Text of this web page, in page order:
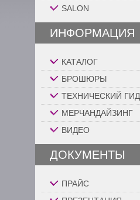
SALON
ИНФОРМАЦИЯ
КАТАЛОГ
БРОШЮРЫ
ТЕХНИЧЕСКИЙ ГИД
МЕРЧАНДАЙЗИНГ
ВИДЕО
ДОКУМЕНТЫ
ПРАЙС